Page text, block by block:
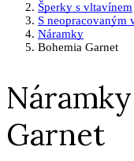
Šperky s vltavínem
S neopracovaným
Náramky
Bohemia Garnet
Garnet